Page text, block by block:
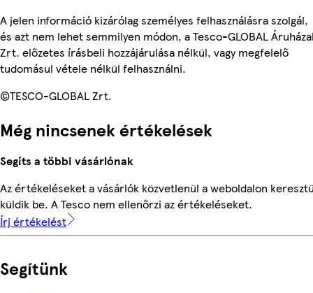
A jelen információ kizárólag személyes felhasználásra szolgál,
és azt nem lehet semmilyen módon, a Tesco-GLOBAL
Zrt. előzetes írásbeli hozzájárulása nélkül, vagy megfelelő
tudomásul vétele nélkül felhasználni.
©TESCO-GLOBAL Zrt.
Még nincsenek értékelések
Segíts a többi vásárlónak
Az értékeléseket a vásárlók közvetlenül a weboldalon
küldik be. A Tesco nem ellenőrzi az értékeléseket.
Írj értékelést
Segítünk